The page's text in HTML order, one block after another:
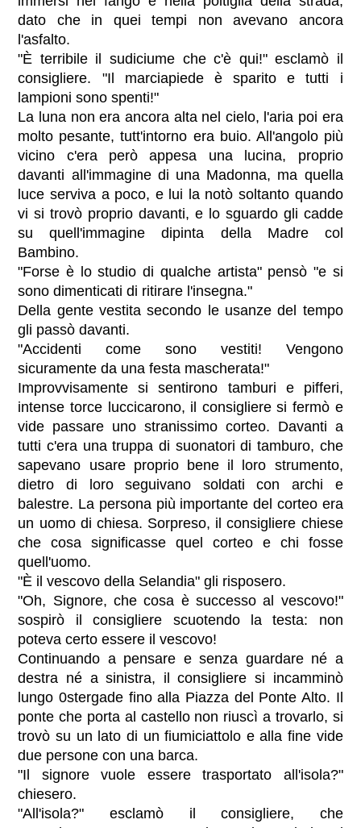
dato che in quei tempi non avevano ancora
l'asfalto.
"È terribile il sudiciume che c'è qui!" esclamò il
consigliere. "Il marciapiede è sparito e tutti i
lampioni sono spenti!"
La luna non era ancora alta nel cielo, l'aria poi era
molto pesante, tutt'intorno era buio. All'angolo più
vicino c'era però appesa una lucina, proprio
davanti all'immagine di una Madonna, ma quella
luce serviva a poco, e lui la notò soltanto quando
vi si trovò proprio davanti, e lo sguardo gli cadde
su quell'immagine dipinta della Madre col
Bambino.
"Forse è lo studio di qualche artista" pensò "e si
sono dimenticati di ritirare l'insegna."
Della gente vestita secondo le usanze del tempo
gli passò davanti.
"Accidenti come sono vestiti! Vengono
sicuramente da una festa mascherata!"
Improvvisamente si sentirono tamburi e pifferi,
intense torce luccicarono, il consigliere si fermò e
vide passare uno stranissimo corteo. Davanti a
tutti c'era una truppa di suonatori di tamburo, che
sapevano usare proprio bene il loro strumento,
dietro di loro seguivano soldati con archi e
balestre. La persona più importante del corteo era
un uomo di chiesa. Sorpreso, il consigliere chiese
che cosa significasse quel corteo e chi fosse
quell'uomo.
"È il vescovo della Selandia" gli risposero.
"Oh, Signore, che cosa è successo al vescovo!"
sospirò il consigliere scuotendo la testa: non
poteva certo essere il vescovo!
Continuando a pensare e senza guardare né a
destra né a sinistra, il consigliere si incamminò
lungo 0stergade fino alla Piazza del Ponte Alto. Il
ponte che porta al castello non riuscì a trovarlo, si
trovò su un lato di un fiumiciattolo e alla fine vide
due persone con una barca.
"Il signore vuole essere trasportato all'isola?"
chiesero.
"All'isola?" esclamò il consigliere, che